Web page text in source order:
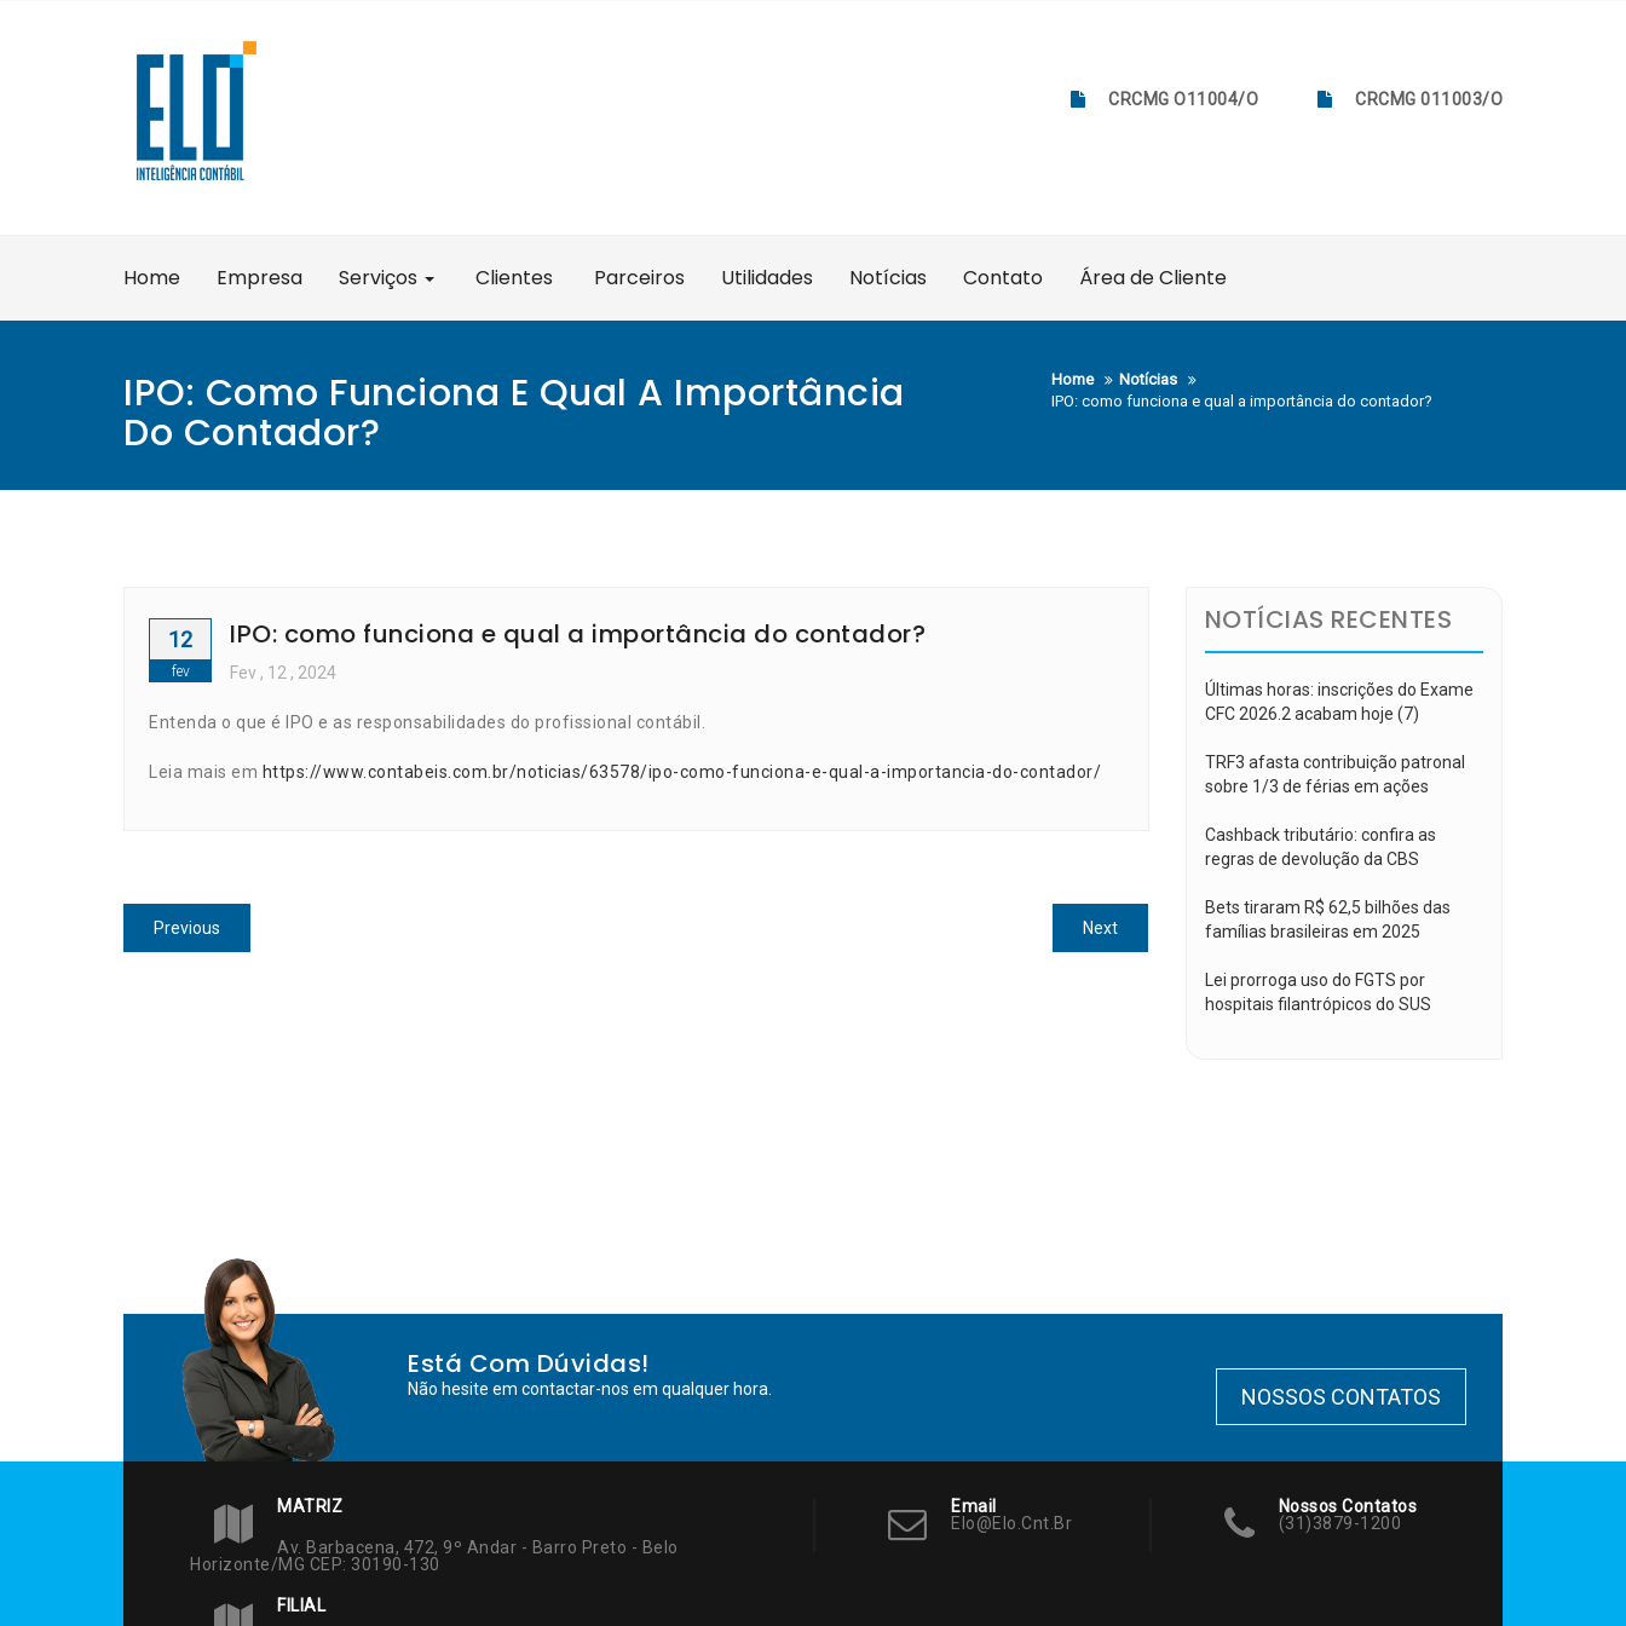
CRCMG O11004/O CRCMG 011003/O
Home Empresa Serviços Clientes Parceiros Utilidades Notícias Contato Área de Cliente
IPO: Como Funciona E Qual A Importância
Do Contador?
Home
Notícias
IPO: como funciona e qual a importância do contador?
12
fev
IPO: como funciona e qual a importância do contador?
Fev , 12 , 2024
Entenda o que é IPO e as responsabilidades do profissional contábil.
Leia mais em https://www.contabeis.com.br/noticias/63578/ipo-como-funciona-e-qual-a-importancia-do-contador/
Navegação
de
Previous
post:
NextNext
post:
NOTÍCIAS RECENTES
Últimas horas: inscrições do Exame
CFC 2026.2 acabam hoje (7)
TRF3 afasta contribuição patronal
sobre 1/3 de férias em ações
Cashback tributário: confira as
regras de devolução da CBS
Bets tiraram R$ 62,5 bilhões das
famílias brasileiras em 2025
Lei prorroga uso do FGTS por
hospitais filantrópicos do SUS
Está Com Dúvidas!
Não hesite em contactar-nos em qualquer hora. NOSSOS CONTATOS
MATRIZ
Av. Barbacena, 472, 9º Andar - Barro Preto - Belo
Horizonte/MG CEP: 30190-130
FILIAL
Email
Elo@elo.cnt.br
Nossos Contatos
(31)3879-1200